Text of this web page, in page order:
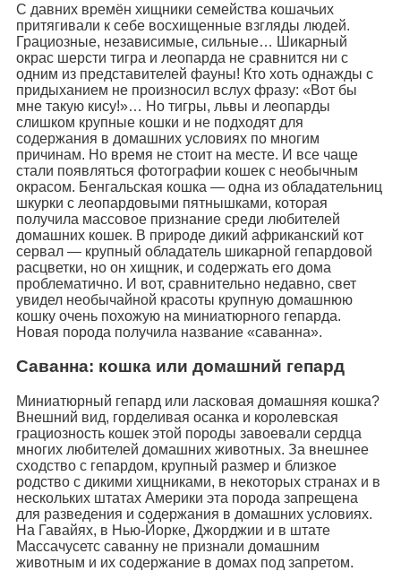
С давних времён хищники семейства кошачьих
притягивали к себе восхищенные взгляды людей.
Грациозные, независимые, сильные… Шикарный
окрас шерсти тигра и леопарда не сравнится ни с
одним из представителей фауны! Кто хоть однажды с
придыханием не произносил вслух фразу: «Вот бы
мне такую кису!»… Но тигры, львы и леопарды
слишком крупные кошки и не подходят для
содержания в домашних условиях по многим
причинам. Но время не стоит на месте. И все чаще
стали появляться фотографии кошек с необычным
окрасом. Бенгальская кошка — одна из обладательниц
шкурки с леопардовыми пятнышками, которая
получила массовое признание среди любителей
домашних кошек. В природе дикий африканский кот
сервал — крупный обладатель шикарной гепардовой
расцветки, но он хищник, и содержать его дома
проблематично. И вот, сравнительно недавно, свет
увидел необычайной красоты крупную домашнюю
кошку очень похожую на миниатюрного гепарда.
Новая порода получила название «саванна».
Саванна: кошка или домашний гепард
Миниатюрный гепард или ласковая домашняя кошка?
Внешний вид, горделивая осанка и королевская
грациозность кошек этой породы завоевали сердца
многих любителей домашних животных. За внешнее
сходство с гепардом, крупный размер и близкое
родство с дикими хищниками, в некоторых странах и в
нескольких штатах Америки эта порода запрещена
для разведения и содержания в домашних условиях.
На Гавайях, в Нью-Йорке, Джорджии и в штате
Массачусетс саванну не признали домашним
животным и их содержание в домах под запретом.